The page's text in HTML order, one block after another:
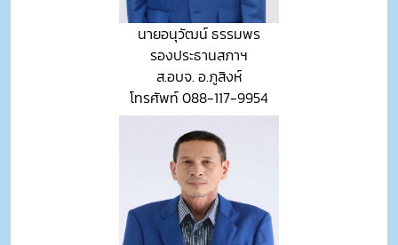
นายอนุวัฒน์ ธรรมพร
รองประธานสภาฯ
ส.อบจ. อ.ภูสิงห์
โทรศัพท์ 088-117-9954